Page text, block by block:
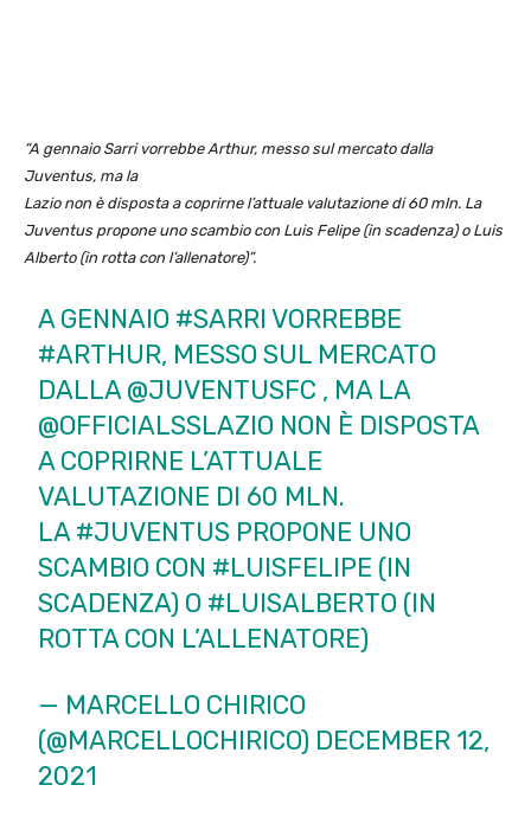
“A gennaio Sarri vorrebbe Arthur, messo sul mercato dalla
Juventus, ma la
Lazio non è disposta a coprirne l’attuale valutazione di 60 mln. La
Juventus propone uno scambio con Luis Felipe (in scadenza) o Luis
Alberto (in rotta con l’allenatore)”.
A GENNAIO #SARRIVORREBBE
#ARTHUR, MESSO SUL MERCATO
DALLA@JUVENTUSFC , MA LA
@OFFICIALSSLAZIO NON È DISPOSTA
A COPRIRNE L’ATTUALE
VALUTAZIONE DI 60 MLN.
LA#JUVENTUS PROPONE UNO
SCAMBIO CON #LUISFELIPE (IN
SCADENZA) O #LUISALBERTO (IN
ROTTA CON L’ALLENATORE)
— MARCELLO CHIRICO
(@MARCELLOCHIRICO) DECEMBER 12,
2021